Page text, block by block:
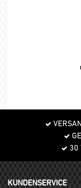
30
KUNDENSERVICE